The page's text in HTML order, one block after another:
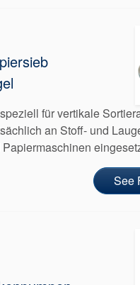
für vertikale
an Stoff- und
See